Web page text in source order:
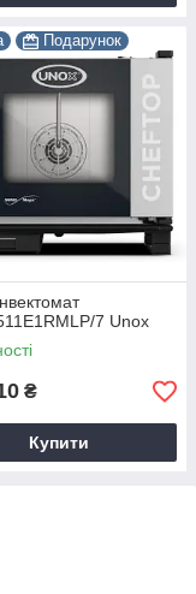
Подарунок
7 Unox
₴
Купити